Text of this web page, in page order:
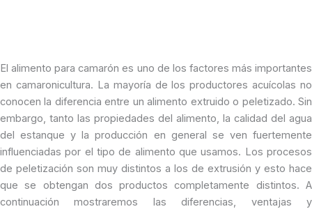
El alimento para camarón es uno de los factores más importantes
en camaronicultura. La mayoría de los productores acuícolas no
conocen la diferencia entre un alimento extruido o peletizado. Sin
embargo, tanto las propiedades del alimento, la calidad del agua
del estanque y la producción en general se ven fuertemente
influenciadas por el tipo de alimento que usamos. Los procesos
de peletización son muy distintos a los de extrusión y esto hace
que se obtengan dos productos completamente distintos. A
continuación mostraremos las diferencias, ventajas y